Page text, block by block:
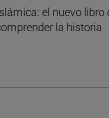
el nuevo libro
la historia